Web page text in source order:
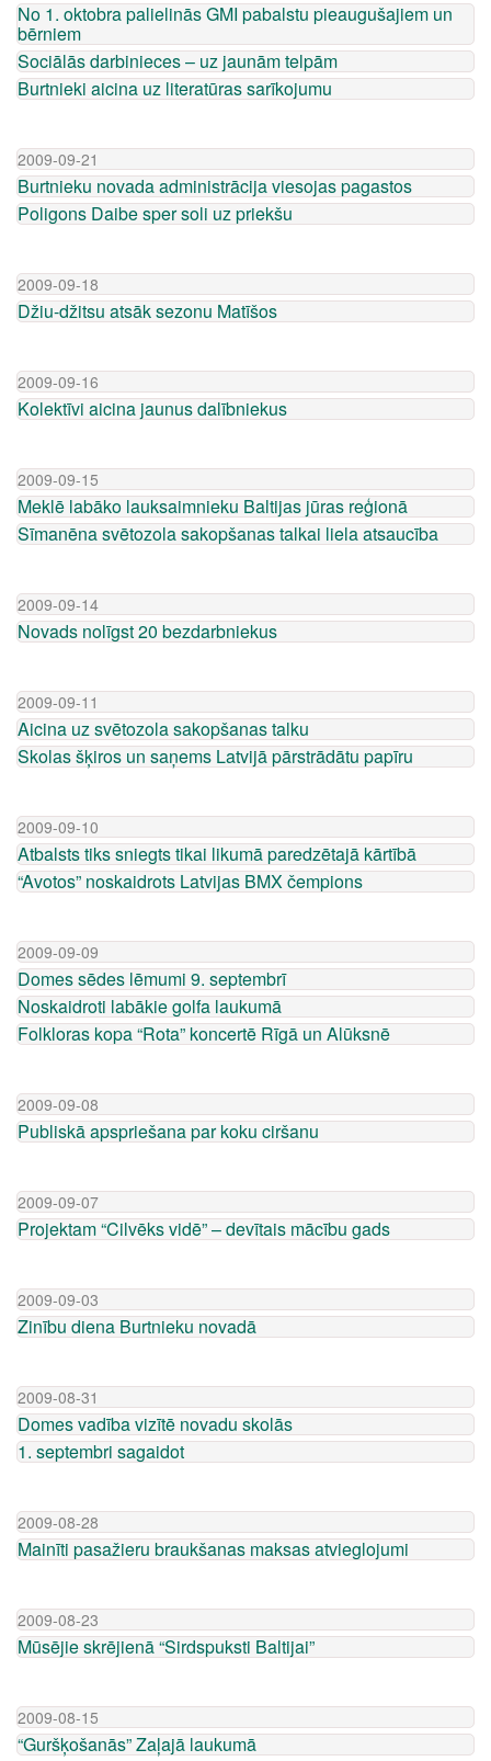
No 1. oktobra palielinās GMI pabalstu pieaugušajiem un
bērniem
Sociālās darbinieces – uz jaunām telpām
Burtnieki aicina uz literatūras sarīkojumu
2009-09-21
Burtnieku novada administrācija viesojas pagastos
Poligons Daibe sper soli uz priekšu
2009-09-18
Džiu-džitsu atsāk sezonu Matīšos
2009-09-16
Kolektīvi aicina jaunus dalībniekus
2009-09-15
Meklē labāko lauksaimnieku Baltijas jūras reģionā
Sīmanēna svētozola sakopšanas talkai liela atsaucība
2009-09-14
Novads nolīgst 20 bezdarbniekus
2009-09-11
Aicina uz svētozola sakopšanas talku
Skolas šķiros un saņems Latvijā pārstrādātu papīru
2009-09-10
Atbalsts tiks sniegts tikai likumā paredzētajā kārtībā
“Avotos” noskaidrots Latvijas BMX čempions
2009-09-09
Domes sēdes lēmumi 9. septembrī
Noskaidroti labākie golfa laukumā
Folkloras kopa “Rota” koncertē Rīgā un Alūksnē
2009-09-08
Publiskā apspriešana par koku ciršanu
2009-09-07
Projektam “Cilvēks vidē” – devītais mācību gads
2009-09-03
Zinību diena Burtnieku novadā
2009-08-31
Domes vadība vizītē novadu skolās
1. septembri sagaidot
2009-08-28
Mainīti pasažieru braukšanas maksas atvieglojumi
2009-08-23
Mūsējie skrējienā “Sirdspuksti Baltijai”
2009-08-15
“Guršķošanās” Zaļajā laukumā